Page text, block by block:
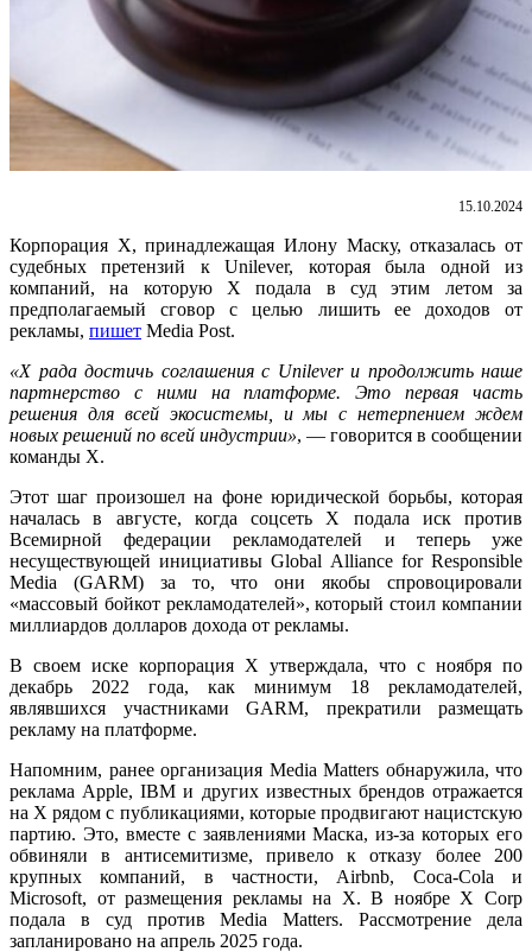
15.10.2024
Корпорация X, принадлежащая Илону Маску, отказалась от
судебных претензий к Unilever, которая была одной из
компаний, на которую X подала в суд этим летом за
предполагаемый сговор с целью лишить ее доходов от
рекламы, пишет Media Post.
«X рада достичь соглашения с Unilever и продолжить наше
партнерство с ними на платформе. Это первая часть
решения для всей экосистемы, и мы с нетерпением ждем
новых решений по всей индустрии», — говорится в сообщении
команды X.
Этот шаг произошел на фоне юридической борьбы, которая
началась в августе, когда соцсеть X подала иск против
Всемирной федерации рекламодателей и теперь уже
несуществующей инициативы Global Alliance for Responsible
Media (GARM) за то, что они якобы спровоцировали
«массовый бойкот рекламодателей», который стоил компании
миллиардов долларов дохода от рекламы.
В своем иске корпорация X утверждала, что с ноября по
декабрь 2022 года, как минимум 18 рекламодателей,
являвшихся участниками GARM, прекратили размещать
рекламу на платформе.
Напомним, ранее организация Media Matters обнаружила, что
реклама Apple, IBM и других известных брендов отражается
на X рядом с публикациями, которые продвигают нацистскую
партию. Это, вместе с заявлениями Маска, из-за которых его
обвиняли в антисемитизме, привело к отказу более 200
крупных компаний, в частности, Airbnb, Coca-Cola и
Microsoft, от размещения рекламы на X. В ноябре X Corp
подала в суд против Media Matters. Рассмотрение дела
запланировано на апрель 2025 года.